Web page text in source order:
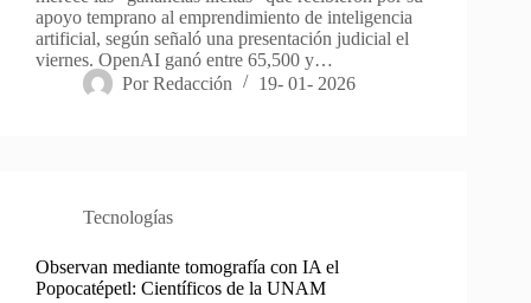
apoyo temprano al emprendimiento de inteligencia
artificial, según señaló una presentación judicial el
viernes. OpenAI ganó entre 65,500 y…
Por Redacción 19- 01- 2026
Tecnologías
Observan mediante tomografía con IA el
Popocatépetl: Científicos de la UNAM